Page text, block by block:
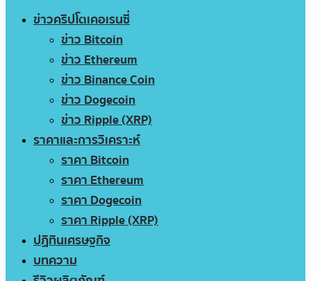
ข่าวคริปโตเคอเรนซี่
ข่าว Bitcoin
ข่าว Ethereum
ข่าว Binance Coin
ข่าว Dogecoin
ข่าว Ripple (XRP)
ราคาและการวิเคราะห์
ราคา Bitcoin
ราคา Ethereum
ราคา Dogecoin
ราคา Ripple (XRP)
ปฏิทินเศรษฐกิจ
บทความ